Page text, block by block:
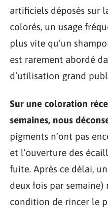
artificiels déposés sur
colorés, un usage
plus vite qu’un
est rarement abordé
d’utilisation grand
Sur une coloration
semaines, nous
pigments n’ont pas
et l’ouverture des
fuite. Après ce délai,
deux fois par
condition de rincer le